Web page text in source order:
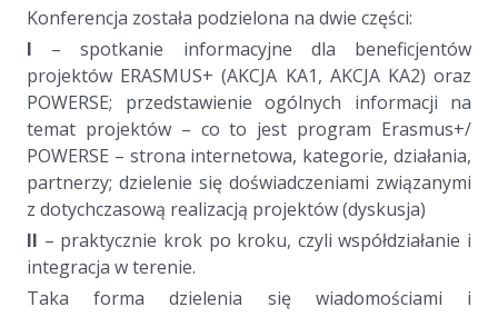
Konferencja została podzielona na dwie części:
I – spotkanie informacyjne dla beneficjentów
projektów ERASMUS+ (AKCJA KA1, AKCJA KA2) oraz
POWERSE; przedstawienie ogólnych informacji na
temat projektów – co to jest program Erasmus+/
POWERSE – strona internetowa, kategorie, działania,
partnerzy; dzielenie się doświadczeniami związanymi
z dotychczasową realizacją projektów (dyskusja)
II – praktycznie krok po kroku, czyli współdziałanie i
integracja w terenie.
Taka forma dzielenia się wiadomościami i